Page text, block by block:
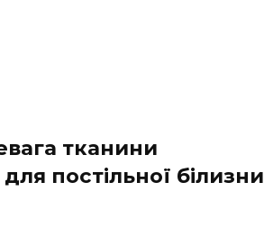
тканини
постільної білизни